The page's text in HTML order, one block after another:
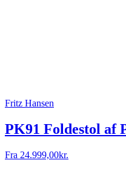
Fritz Hansen
PK91 Foldestol
Fra 24.999,00kr.